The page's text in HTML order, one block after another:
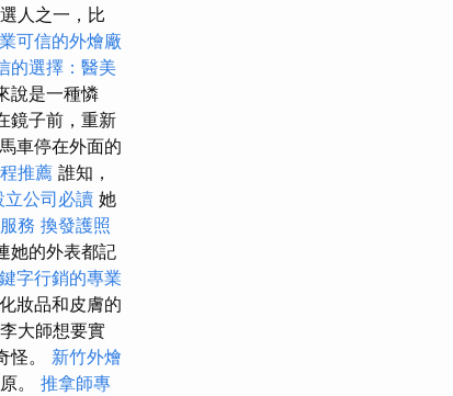
人之一，比
可信的外燴廠
的選擇：醫美
說是一種憐
鏡子前，重新
車停在外面的
推薦 誰知，
立公司必讀 她
務 換發護照
她的外表都記
字行銷的專業
妝品和皮膚的
大師想要實
怪。 新竹外燴
。 推拿師專